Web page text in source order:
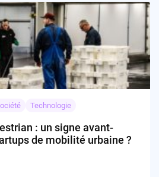
Technologie
: un signe avant-
de mobilité urbaine ?